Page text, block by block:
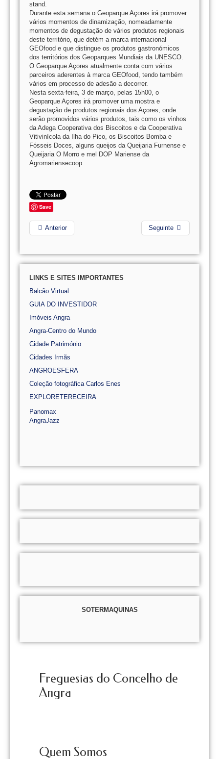
stand.
Durante esta semana o Geoparque Açores irá promover
vários momentos de dinamização, nomeadamente
momentos de degustação de vários produtos regionais
deste território, que detém a marca internacional
GEOfood e que distingue os produtos gastronómicos
dos territórios dos Geoparques Mundiais da UNESCO.
O Geoparque Açores atualmente conta com vários
parceiros aderentes à marca GEOfood, tendo também
vários em processo de adesão a decorrer.
Nesta sexta-feira, 3 de março, pelas 15h00, o
Geoparque Açores irá promover uma mostra e
degustação de produtos regionais dos Açores, onde
serão promovidos vários produtos, tais como os vinhos
da Adega Cooperativa dos Biscoitos e da Cooperativa
Vitivinícola da Ilha do Pico, os Biscoitos Bomba e
Fósseis Doces, alguns queijos da Queijaria Furnense e
Queijaria O Morro e mel DOP Mariense da
Agromariensecoop.
Save
Anterior Seguinte
LINKS E SITES IMPORTANTES
Balcão Virtual
GUIA DO INVESTIDOR
Imóveis Angra
Angra-Centro do Mundo
Cidade Património
Cidades Irmãs
ANGROESFERA
Coleção fotográfica Carlos Enes
EXPLORETERECEIRA
Panomax
AngraJazz
SOTERMAQUINAS
Freguesias do Concelho de
Angra
Quem Somos